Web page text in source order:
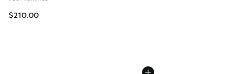
$210.00